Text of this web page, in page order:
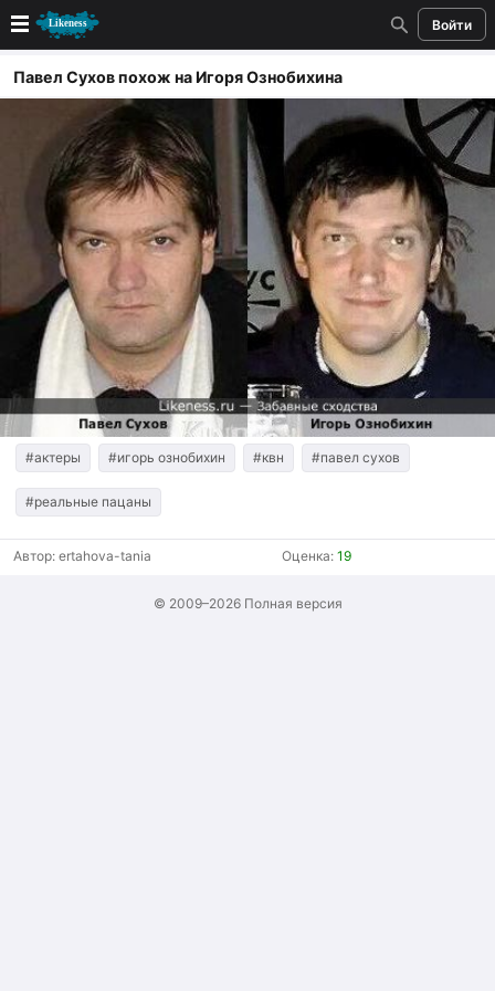
Войти
Новые
Лучшие
Голосование
Кандидаты
Случайное сходство 👍
Создать сходство
Для публикации необходима авторизация
Поиск
Павел Сухов похож на Игоря Ознобихина
#актеры #игорь ознобихин #квн #павел сухов
#реальные пацаны
Автор: ertahova-tania Оценка: 19
© 2009–2026 Полная версия